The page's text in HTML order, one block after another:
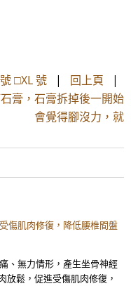
□XL 號 | 回上頁 |
膏，石膏拆掉後一開始
會覺得腳沒力，就
傷肌肉修復，降低腰椎間盤
、無力情形，產生坐骨神經
放鬆，促進受傷肌肉修復，